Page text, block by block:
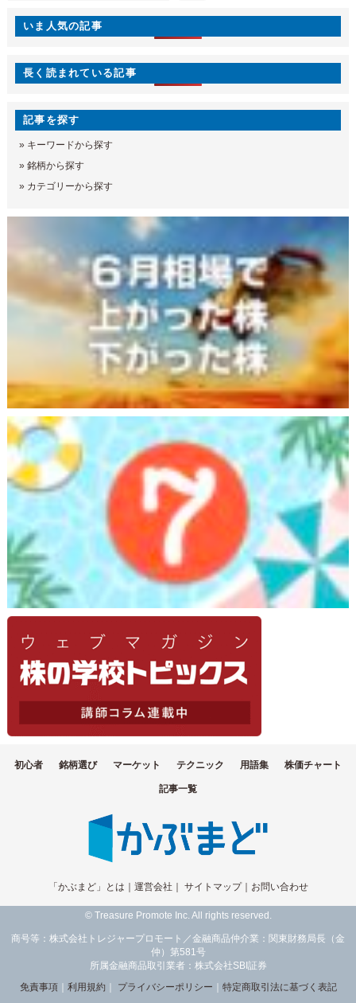
いま人気の記事
長く読まれている記事
記事を探す
» キーワードから探す
» 銘柄から探す
» カテゴリーから探す
初心者 銘柄選び マーケット テクニック 用語集 株価チャート
記事一覧
「かぶまど」とは 運営会社 サイトマップ｜ お問い合わせ
© Treasure Promote Inc. All rights reserved.
商号等：株式会社トレジャープロモート／金融商品仲介業：関東財務局長（金
仲）第581号
所属金融商品取引業者：株式会社SBI証券
免責事項｜ 利用規約 プライバシーポリシー 特定商取引法に基づく表記